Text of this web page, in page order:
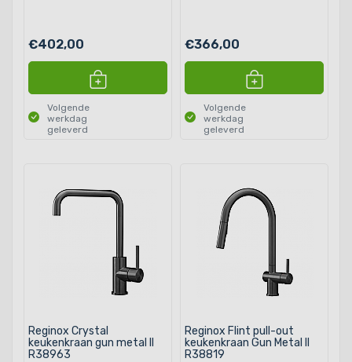
€402,00
Volgende
werkdag
geleverd
€366,00
Volgende
werkdag
geleverd
Reginox Crystal
keukenkraan gun metal II
R38963
Reginox Flint pull-out
keukenkraan Gun Metal II
R38819